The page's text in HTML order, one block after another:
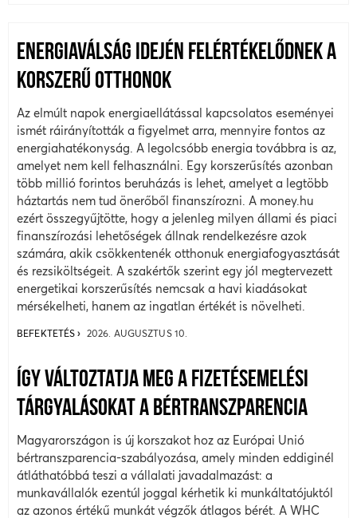
ENERGIAVÁLSÁG IDEJÉN FELÉRTÉKELŐDNEK A
KORSZERŰ OTTHONOK
Az elmúlt napok energiaellátással kapcsolatos eseményei
ismét ráirányították a figyelmet arra, mennyire fontos az
energiahatékonyság. A legolcsóbb energia továbbra is az,
amelyet nem kell felhasználni. Egy korszerűsítés azonban
több millió forintos beruházás is lehet, amelyet a legtöbb
háztartás nem tud önerőből finanszírozni. A money.hu
ezért összegyűjtötte, hogy a jelenleg milyen állami és piaci
finanszírozási lehetőségek állnak rendelkezésre azok
számára, akik csökkentenék otthonuk energiafogyasztását
és rezsiköltségeit. A szakértők szerint egy jól megtervezett
energetikai korszerűsítés nemcsak a havi kiadásokat
mérsékelheti, hanem az ingatlan értékét is növelheti.
BEFEKTETÉS 2026. AUGUSZTUS 10.
ÍGY VÁLTOZTATJA MEG A FIZETÉSEMELÉSI
TÁRGYALÁSOKAT A BÉRTRANSZPARENCIA
Magyarországon is új korszakot hoz az Európai Unió
bértranszparencia-szabályozása, amely minden eddiginél
átláthatóbbá teszi a vállalati javadalmazást: a
munkavállalók ezentúl joggal kérhetik ki munkáltatójuktól
az azonos értékű munkát végzők átlagos bérét. A WHC